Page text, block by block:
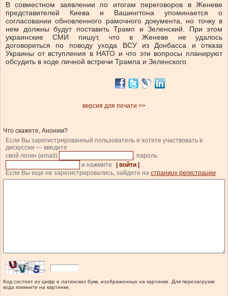
В совместном заявлении по итогам переговоров в Женеве
представителей Киева и Вашингтона упоминается о
согласовании обновленного рамочного документа, но точку в
нем должны будут поставить Трамп и Зеленский. При этом
украинские СМИ пишут, что в Женеве не удалось
договориться по поводу ухода ВСУ из Донбасса и отказа
Украины от вступления в НАТО и что эти вопросы планируют
обсудить в ходе личной встречи Трампа и Зеленского.
версия для печати >>
Что скажете, Аноним?
Если Вы зарегистрированный пользователь и хотите участвовать в
дискуссии — введите
свой логин (email)
, пароль
и нажмите
| войти |
.
Если Вы еще не зарегистрировались, зайдите на страницу регистрации.
Код состоит из цифр и латинских букв, изображенных на картинке. Для перезагрузки
кода кликните на картинке.